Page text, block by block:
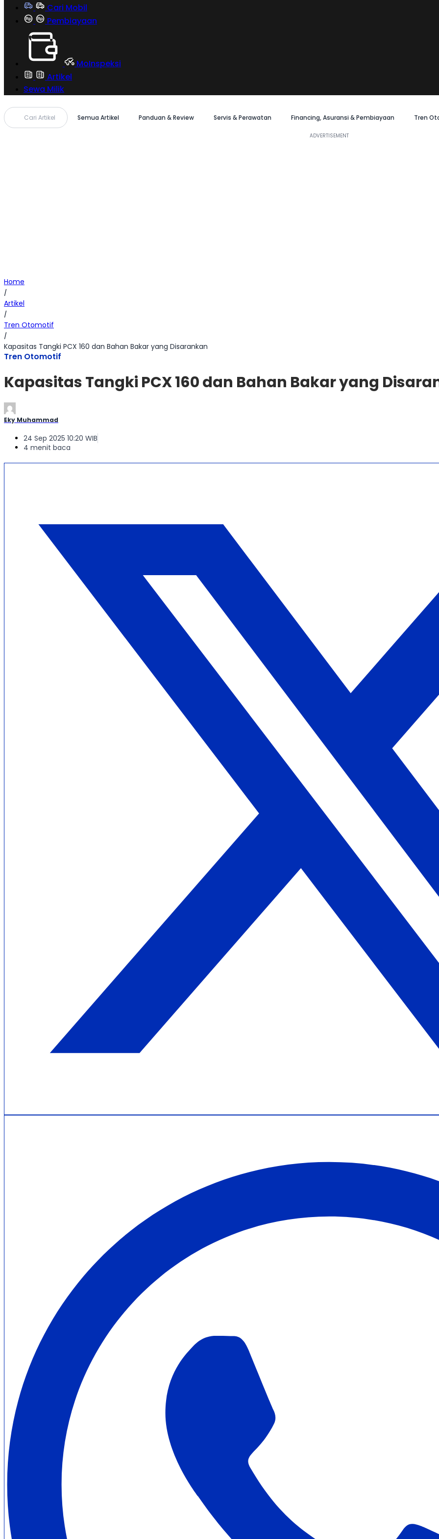
Cari Mobil
Pembiayaan
MoInspeksi
Artikel
Sewa Milik
Cari Artikel Semua Artikel Panduan & Review Servis & Perawatan Financing, Asuransi & Pembiayaan Tren
Home
/
Artikel
/
Tren Otomotif
/
Kapasitas Tangki PCX 160 dan Bahan Bakar yang Disarankan
Tren Otomotif
Kapasitas Tangki PCX 160 dan Bahan Bakar yang
Eky Muhammad
24 Sep 2025 10:20 WIB
4 menit baca